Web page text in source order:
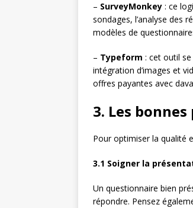
– SurveyMonkey : ce
sondages, l’analyse des
modèles de
– Typeform : cet outil
intégration d’images et
offres payantes avec
3. Les
Pour optimiser la qualité
3.1 Soigner la
Un questionnaire bien
répondre. Pensez